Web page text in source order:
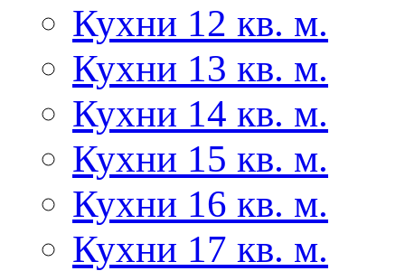
Кухни 12 кв. м.
Кухни 13 кв. м.
Кухни 14 кв. м.
Кухни 15 кв. м.
Кухни 16 кв. м.
Кухни 17 кв. м.